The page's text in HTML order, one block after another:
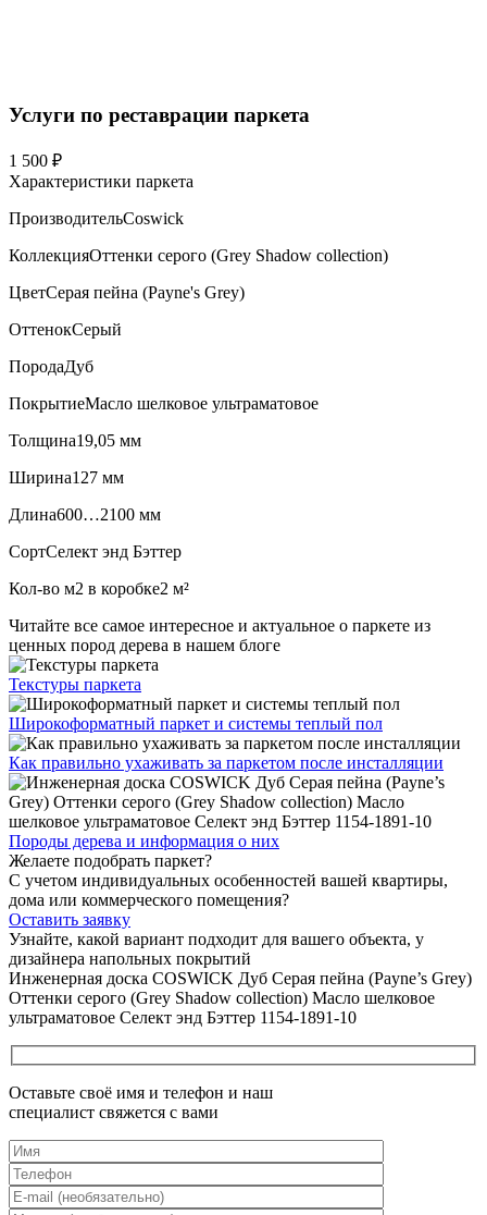
Услуги по реставрации паркета
1 500 ₽
Характеристики паркета
ПроизводительCoswick
КоллекцияОттенки серого (Grеy Shadow collection)
ЦветСерая пейна (Payne's Grey)
ОттенокСерый
ПородаДуб
ПокрытиеМасло шелковое ультраматовое
Толщина19,05 мм
Ширина127 мм
Длина600…2100 мм
СортСелект энд Бэттер
Кол-во м2 в коробке2 м²
Читайте все самое интересное и актуальное о паркете из
ценных пород дерева в нашем блоге
Текстуры паркета
Широкоформатный паркет и системы теплый пол
Как правильно ухаживать за паркетом после инсталляции
Породы дерева и информация о них
Желаете подобрать паркет?
С учетом индивидуальных особенностей вашей квартиры,
дома или коммерческого помещения?
Оставить заявку
Узнайте, какой вариант подходит для вашего объекта, у
дизайнера напольных покрытий
Инженерная доска COSWICK Дуб Серая пейна (Payne’s Grey)
Оттенки серого (Grеy Shadow collection) Масло шелковое
ультраматовое Селект энд Бэттер 1154-1891-10
Оставьте своё имя и телефон и наш
специалист свяжется с вами